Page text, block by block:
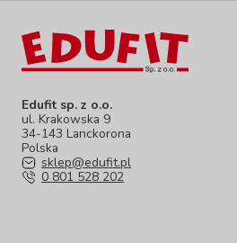
Edufit sp. z o.o.
ul. Krakowska 9
34-143 Lanckorona
Polska
sklep@edufit.pl
0 801 528 202